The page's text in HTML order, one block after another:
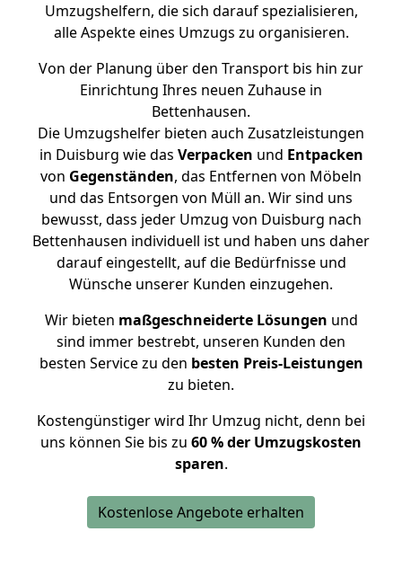
Umzugshelfern, die sich darauf spezialisieren,
alle Aspekte eines Umzugs zu organisieren.
Von der Planung über den Transport bis hin zur
Einrichtung Ihres neuen Zuhause in
Bettenhausen.
Die Umzugshelfer bieten auch Zusatzleistungen
in Duisburg wie das Verpacken und Entpacken
von Gegenständen, das Entfernen von Möbeln
und das Entsorgen von Müll an. Wir sind uns
bewusst, dass jeder Umzug von Duisburg nach
Bettenhausen individuell ist und haben uns daher
darauf eingestellt, auf die Bedürfnisse und
Wünsche unserer Kunden einzugehen.
Wir bieten maßgeschneiderte Lösungen und
sind immer bestrebt, unseren Kunden den
besten Service zu den besten Preis-Leistungen
zu bieten.
Kostengünstiger wird Ihr Umzug nicht, denn bei
uns können Sie bis zu 60 % der Umzugskosten
sparen.
Kostenlose Angebote erhalten